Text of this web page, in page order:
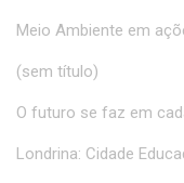
Meio Ambiente em
(sem título)
O futuro se faz em
Londrina: Cidade